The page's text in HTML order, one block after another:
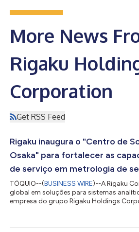
More News
Rigaku
Corporation
Get RSS Feed
Rigaku inaugura o "Centro de
Osaka" para fortalecer as
de serviço em metrologia de
TÓQUIO--(BUSINESS WIRE)--A Rigaku
global em soluções para sistemas
empresa do grupo Rigaku Holdings
em Osaka. A nova instalação centraliza e